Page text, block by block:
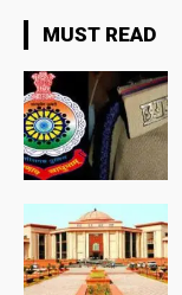
MUST READ